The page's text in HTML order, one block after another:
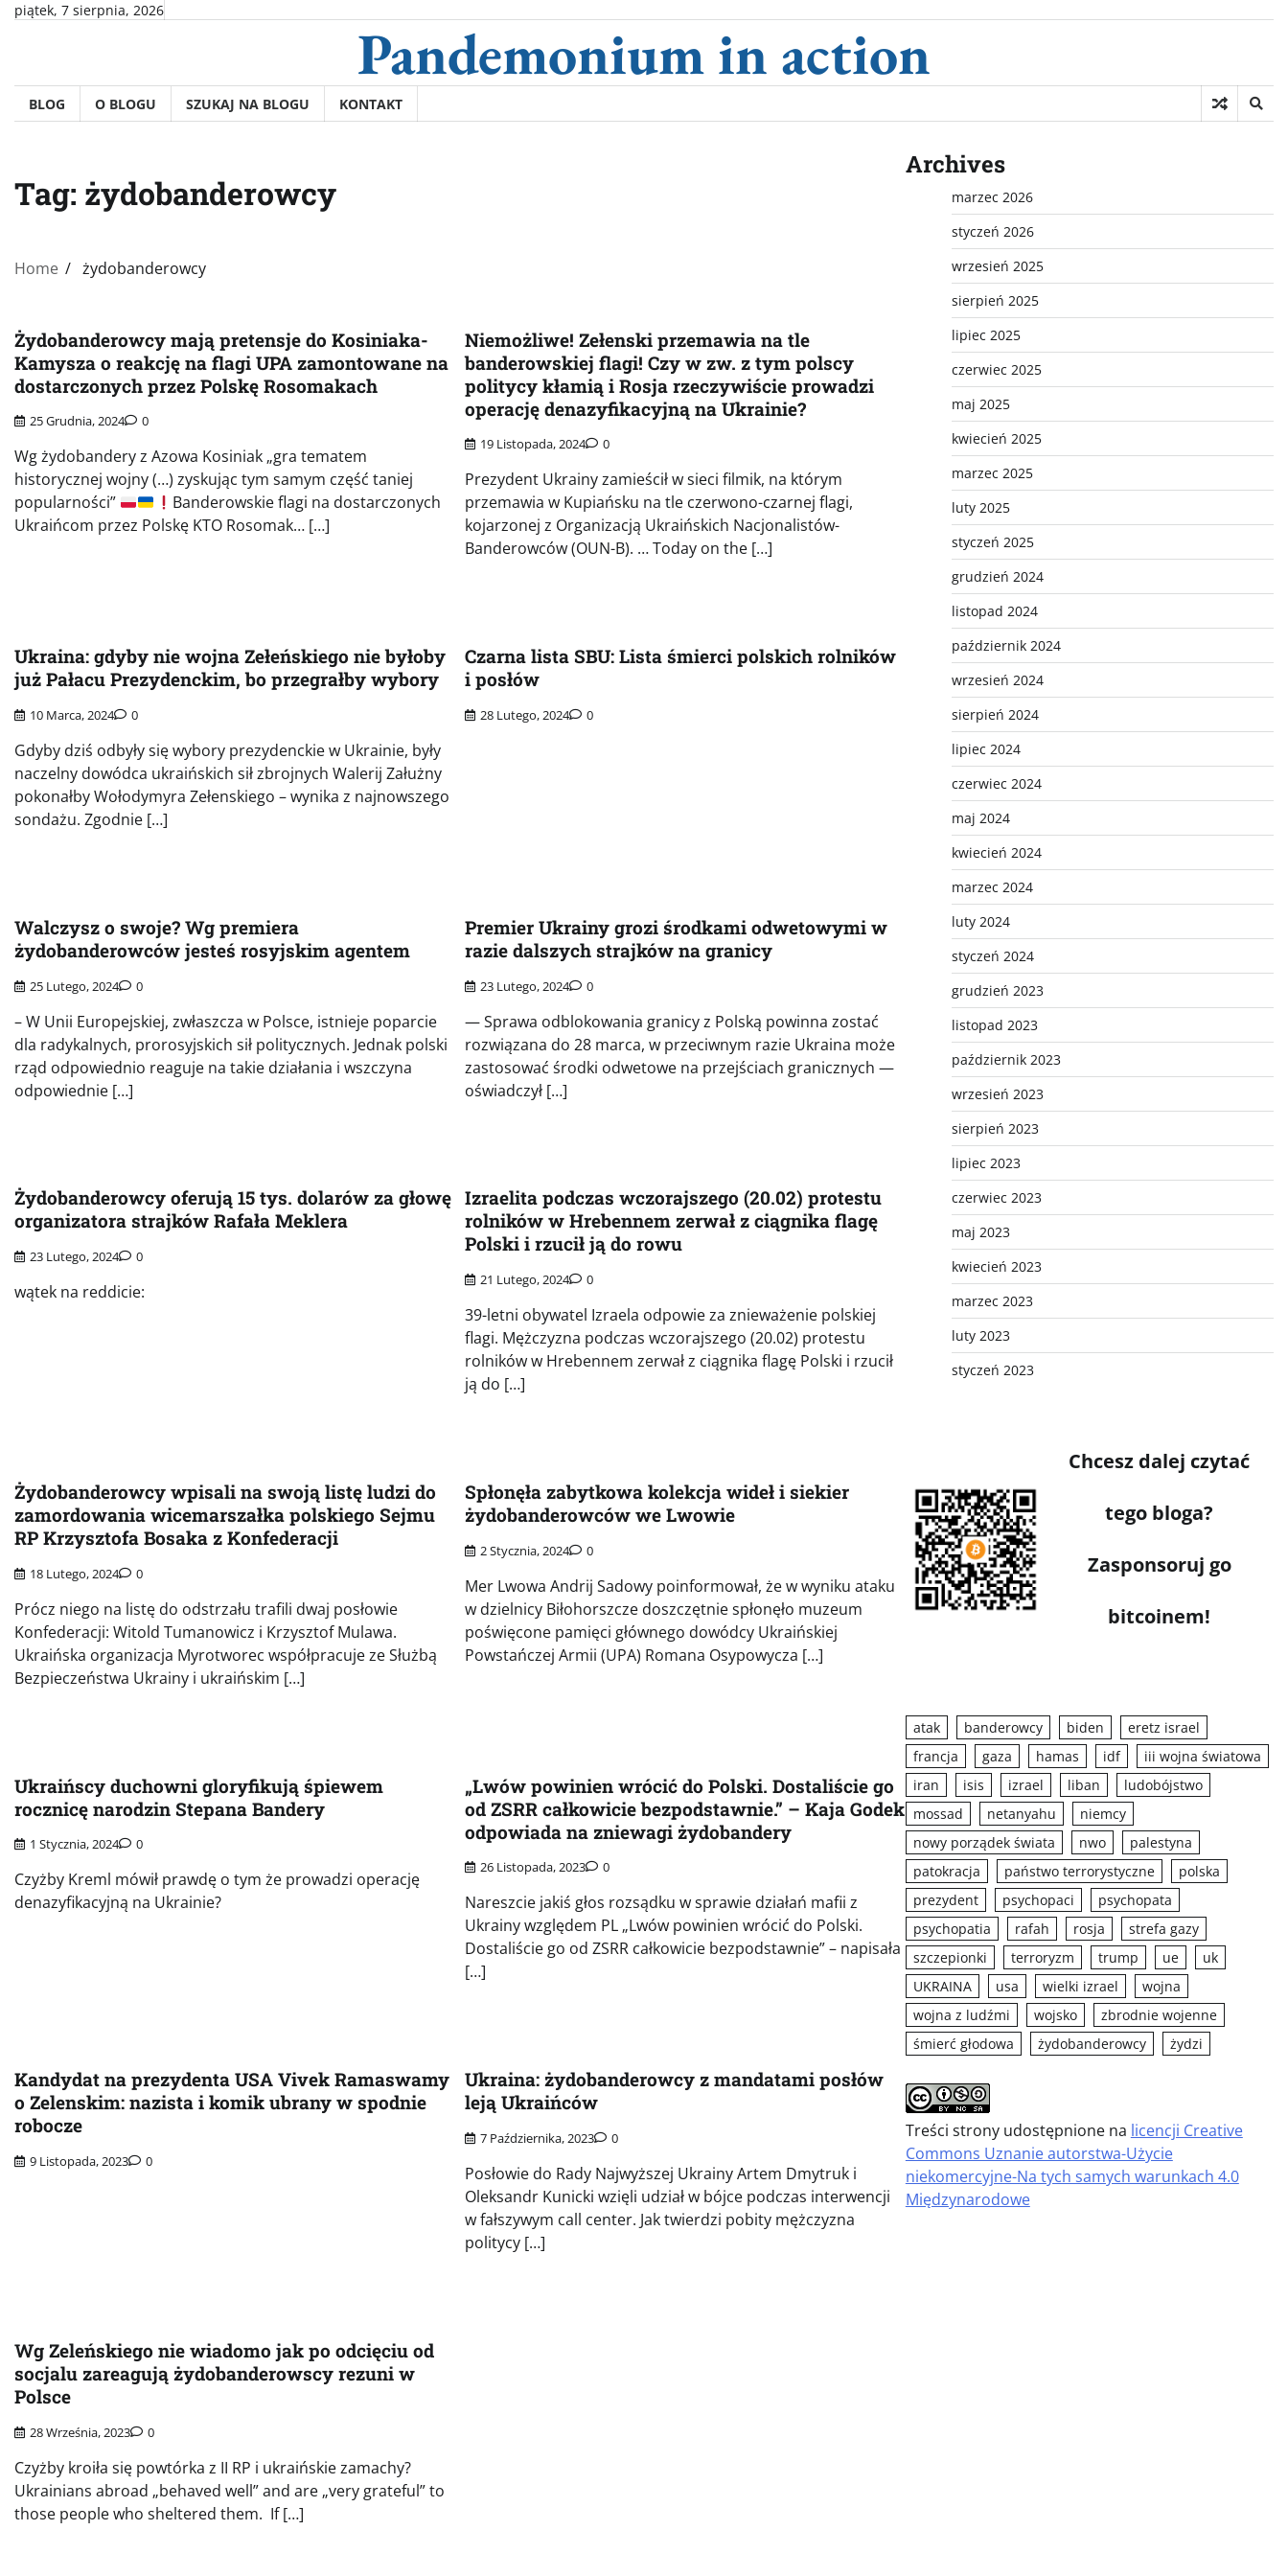
Skippiątek, 7 sierpnia, 2026
Pandemonium in action
BLOG O BLOGU SZUKAJ NA BLOGU KONTAKT
Tag: żydobanderowcy
Home żydobanderowcy
Żydobanderowcy mają pretensje do Kosiniaka-
Kamysza o reakcję na flagi UPA zamontowane na
dostarczonych przez Polskę Rosomakach
25 Grudnia, 2024 0
Wg żydobandery z Azowa Kosiniak „gra tematem
historycznej wojny (…) zyskując tym samym część taniej
popularności”
Banderowskie flagi na dostarczonych
Ukraińcom przez Polskę KTO Rosomak… […]
Niemożliwe! Zełenski przemawia na tle
banderowskiej flagi! Czy w zw. z tym polscy
politycy kłamią i Rosja rzeczywiście prowadzi
operację denazyfikacyjną na Ukrainie?
19 Listopada, 2024 0
Prezydent Ukrainy zamieścił w sieci filmik, na którym
przemawia w Kupiańsku na tle czerwono-czarnej flagi,
kojarzonej z Organizacją Ukraińskich Nacjonalistów-
Banderowców (OUN-B). … Today on the […]
Ukraina: gdyby nie wojna Zełeńskiego nie byłoby
już Pałacu Prezydenckim, bo przegrałby wybory
10 Marca, 2024 0
Gdyby dziś odbyły się wybory prezydenckie w Ukrainie, były
naczelny dowódca ukraińskich sił zbrojnych Walerij Załużny
pokonałby Wołodymyra Zełenskiego – wynika z najnowszego
sondażu. Zgodnie […]
Czarna lista SBU: Lista śmierci polskich rolników
i posłów
28 Lutego, 2024 0
Walczysz o swoje? Wg premiera
żydobanderowców jesteś rosyjskim agentem
25 Lutego, 2024 0
– W Unii Europejskiej, zwłaszcza w Polsce, istnieje poparcie
dla radykalnych, prorosyjskich sił politycznych. Jednak polski
rząd odpowiednio reaguje na takie działania i wszczyna
odpowiednie […]
Premier Ukrainy grozi środkami odwetowymi w
razie dalszych strajków na granicy
23 Lutego, 2024 0
— Sprawa odblokowania granicy z Polską powinna zostać
rozwiązana do 28 marca, w przeciwnym razie Ukraina może
zastosować środki odwetowe na przejściach granicznych —
oświadczył […]
Żydobanderowcy oferują 15 tys. dolarów za głowę
organizatora strajków Rafała Meklera
23 Lutego, 2024 0
wątek na reddicie:
Izraelita podczas wczorajszego (20.02) protestu
rolników w Hrebennem zerwał z ciągnika flagę
Polski i rzucił ją do rowu
21 Lutego, 2024 0
39-letni obywatel Izraela odpowie za znieważenie polskiej
flagi. Mężczyzna podczas wczorajszego (20.02) protestu
rolników w Hrebennem zerwał z ciągnika flagę Polski i rzucił
ją do […]
Żydobanderowcy wpisali na swoją listę ludzi do
zamordowania wicemarszałka polskiego Sejmu
RP Krzysztofa Bosaka z Konfederacji
18 Lutego, 2024 0
Prócz niego na listę do odstrzału trafili dwaj posłowie
Konfederacji: Witold Tumanowicz i Krzysztof Mulawa.
Ukraińska organizacja Myrotworec współpracuje ze Służbą
Bezpieczeństwa Ukrainy i ukraińskim […]
Spłonęła zabytkowa kolekcja wideł i siekier
żydobanderowców we Lwowie
2 Stycznia, 2024 0
Mer Lwowa Andrij Sadowy poinformował, że w wyniku ataku
w dzielnicy Biłohorszcze doszczętnie spłonęło muzeum
poświęcone pamięci głównego dowódcy Ukraińskiej
Powstańczej Armii (UPA) Romana Osypowycza […]
Ukraińscy duchowni gloryfikują śpiewem
rocznicę narodzin Stepana Bandery
1 Stycznia, 2024 0
Czyżby Kreml mówił prawdę o tym że prowadzi operację
denazyfikacyjną na Ukrainie?
„Lwów powinien wrócić do Polski. Dostaliście go
od ZSRR całkowicie bezpodstawnie.” – Kaja Godek
odpowiada na zniewagi żydobandery
26 Listopada, 2023 0
Nareszcie jakiś głos rozsądku w sprawie działań mafii z
Ukrainy względem PL „Lwów powinien wrócić do Polski.
Dostaliście go od ZSRR całkowicie bezpodstawnie” – napisała
[…]
Kandydat na prezydenta USA Vivek Ramaswamy
o Zelenskim: nazista i komik ubrany w spodnie
robocze
9 Listopada, 2023 0
Ukraina: żydobanderowcy z mandatami posłów
leją Ukraińców
7 Października, 2023 0
Posłowie do Rady Najwyższej Ukrainy Artem Dmytruk i
Oleksandr Kunicki wzięli udział w bójce podczas interwencji
w fałszywym call center. Jak twierdzi pobity mężczyzna
politycy […]
Wg Zeleńskiego nie wiadomo jak po odcięciu od
socjalu zareagują żydobanderowscy rezuni w
Polsce
28 Września, 2023 0
Czyżby kroiła się powtórka z II RP i ukraińskie zamachy?
Ukrainians abroad „behaved well” and are „very grateful” to
those people who sheltered them. If […]
Archives
marzec 2026
styczeń 2026
wrzesień 2025
sierpień 2025
lipiec 2025
czerwiec 2025
maj 2025
kwiecień 2025
marzec 2025
luty 2025
styczeń 2025
grudzień 2024
listopad 2024
październik 2024
wrzesień 2024
sierpień 2024
lipiec 2024
czerwiec 2024
maj 2024
kwiecień 2024
marzec 2024
luty 2024
styczeń 2024
grudzień 2023
listopad 2023
październik 2023
wrzesień 2023
sierpień 2023
lipiec 2023
czerwiec 2023
maj 2023
kwiecień 2023
marzec 2023
luty 2023
styczeń 2023
Chcesz dalej czytać
tego bloga?
Zasponsoruj go
bitcoinem!
atak banderowcy biden
eretz israel
francja
gaza hamas idf
iii wojna światowa
iran
isis izrael liban
ludobójstwo
mossad
netanyahu
niemcy
nowy porządek świata
nwo
palestyna
patokracja
państwo terrorystyczne
polska
prezydent
psychopaci
psychopata
psychopatia
rafah rosja
strefa gazy
szczepionki
terroryzm trump ue
uk
UKRAINA
usa wielki izrael
wojna
wojna z ludźmi
wojsko
zbrodnie wojenne
śmierć głodowa
żydobanderowcy żydzi
Treści strony udostępnione na licencji Creative
Commons Uznanie autorstwa-Użycie
niekomercyjne-Na tych samych warunkach 4.0
Międzynarodowe